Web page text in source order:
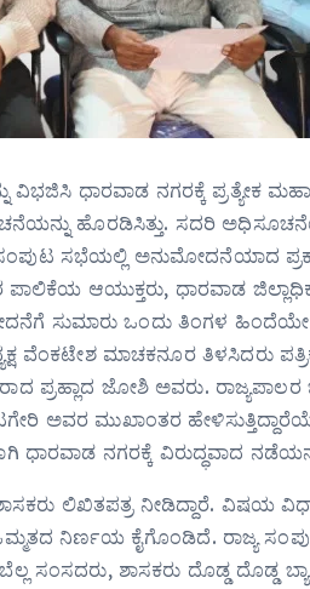
ಧಾರವಾಡ ನಗರಕ್ಕೆ ಪ್ರತ್ಯೇಕ
ಹೊರಡಿಸಿತ್ತು. ಸದರಿ
ಸಭೆಯಲ್ಲಿ ಅನುಮೋದನೆಯಾದ
ಆಯುಕ್ತರು, ಧಾರವಾಡ
ಸುಮಾರು ಒಂದು ತಿಂಗಳ
ವೆಂಕಟೇಶ ಮಾಚಕನೂರ ತಿಳಸಿದರು
ಪ್ರಹ್ಲಾದ ಜೋಶಿ ಅವರು. ರಾಜ್ಯಪಾಲರ
ಅವರ ಮುಖಾಂತರ
ನಗರಕ್ಕೆ ವಿರುದ್ಧವಾದ
ಲಿಖಿತಪತ್ರ ನೀಡಿದ್ದಾರೆ.
ನಿರ್ಣಯ ಕೈಗೊಂಡಿದೆ. ರಾಜ್ಯ
ಶಾಸಕರು ದೊಡ್ಡ ದೊಡ್ಡ